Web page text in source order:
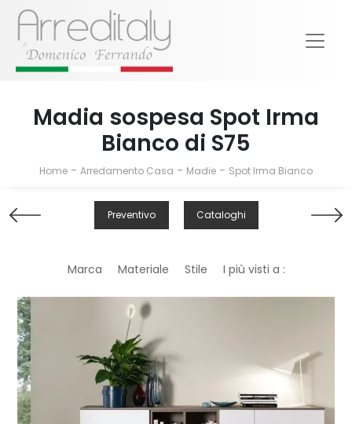
Madia sospesa Spot Irma
Bianco di S75
Home - Arredamento Casa - Madie - Spot Irma Bianco
Preventivo Cataloghi
Marca Materiale Stile I più visti a :